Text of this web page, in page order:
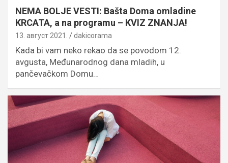
NEMA BOLJE VESTI: Bašta Doma omladine
KRCATA, a na programu – KVIZ ZNANJA!
13. август 2021. dakicorama
Kada bi vam neko rekao da se povodom 12.
avgusta, Međunarodnog dana mladih, u
pančevačkom Domu…